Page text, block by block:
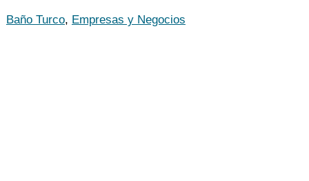
Baño Turco, Empresas y Negocios